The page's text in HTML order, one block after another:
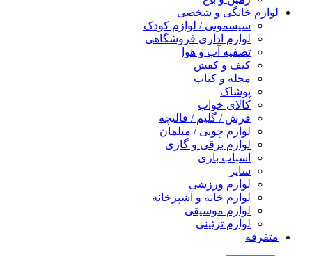
لوازم خانگی و شخصی
سیسمونی / لوازم کودک
لوازم اداری فروشگاهی
تصفیه آب و هوا
کیف و کفش
مجله و کتاب
پوشاک
کالای خواب
فرش / گلیم / قالیچه
لوازم چوبی / مبلمان
لوازم برقی و گازی
اسباب بازی
سایر
لوازم ورزشی
لوازم خانه و آشپزخانه
لوازم موسیقی
لوازم تزئینی
متفرقه